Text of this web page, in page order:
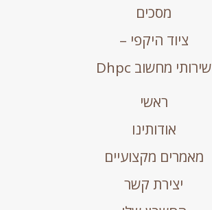
מסכים
ציוד היקפי –
שירותי מחשוב Dhpc
ראשי
אודותינו
מאמרים מקצועיים
יצירת קשר